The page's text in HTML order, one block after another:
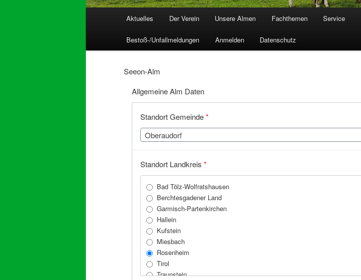
Aktuelles Der Verein Unsere Almen Fachthemen Service
Bestoß-/Unfallmeldungen Anmelden Datenschutz
Seeon-Alm
Allgemeine Alm Daten
Standort Gemeinde*
Oberaudorf
Standort Landkreis *
Bad Tölz-Wolfratshausen
Berchtesgadener Land
Garmisch-Partenkirchen
Hallein
Kufstein
Miesbach
Rosenheim
Tirol
Traunstein